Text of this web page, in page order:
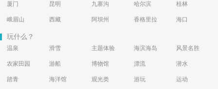
厦门 昆明 九寨沟 哈尔滨 桂林
峨眉山 西藏 阿坝州 香格里拉 海口
玩什么？
温泉 滑雪 主题体验 海滨海岛 风景名胜
农家田园 游船 博物馆 漂流 潜水
踏青 海洋馆 观光类 游玩 运动